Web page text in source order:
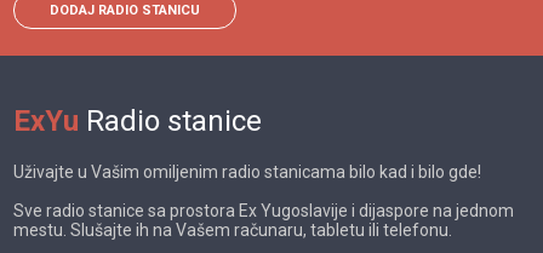
DODAJ RADIO STANICU
ExYu Radio stanice
Uživajte u Vašim omiljenim radio stanicama bilo kad i bilo gde!
Sve radio stanice sa prostora Ex Yugoslavije i dijaspore na jednom
mestu. Slušajte ih na Vašem računaru, tabletu ili telefonu.